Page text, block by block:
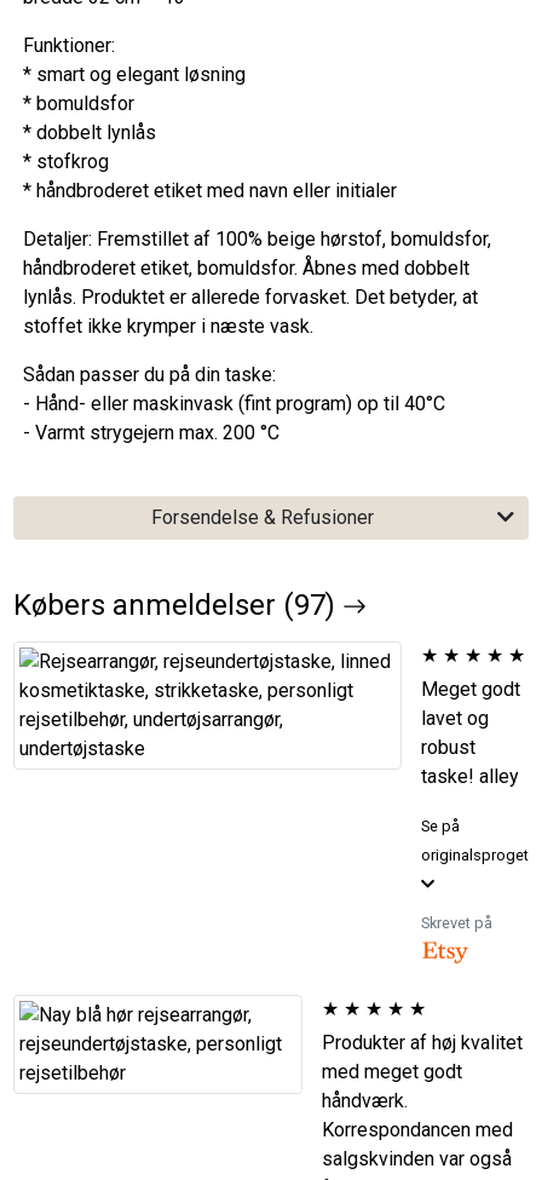
Funktioner:
* smart og elegant løsning
* bomuldsfor
* dobbelt lynlås
* stofkrog
* håndbroderet etiket med navn eller initialer
Detaljer: Fremstillet af 100% beige hørstof, bomuldsfor,
håndbroderet etiket, bomuldsfor. Åbnes med dobbelt
lynlås. Produktet er allerede forvasket. Det betyder, at
stoffet ikke krymper i næste vask.
Sådan passer du på din taske:
- Hånd- eller maskinvask (fint program) op til 40°C
- Varmt strygejern max. 200 °C
Forsendelse & Refusioner
Købers anmeldelser (97)
★ ★ ★ ★ ★
Meget godt
lavet og
robust
taske! alley
Se på
originalsproget
Skrevet på
★ ★ ★ ★ ★
Produkter af høj kvalitet
med meget godt
håndværk.
Korrespondancen med
salgskvinden var også